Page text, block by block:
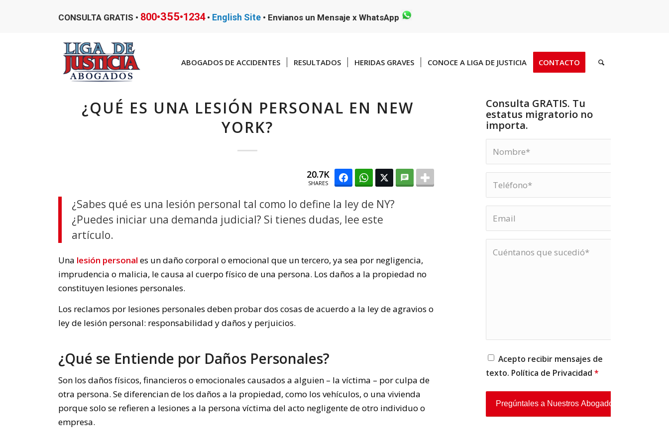
CONSULTA GRATIS • 800•355•1234• English Site • Envianos un Mensaje x WhatsApp
ABOGADOS DE ACCIDENTES RESULTADOS HERIDAS GRAVES CONOCE A LIGA DE JUSTICIA CONTACTO
¿QUÉ ES UNA LESIÓN PERSONAL EN NEW
YORK?
20.7K
SHARES
¿Sabes qué es una lesión personal tal como lo define la ley de NY?
¿Puedes iniciar una demanda judicial? Si tienes dudas, lee este
artículo.
Una lesión personal es un daño corporal o emocional que un tercero, ya sea por negligencia,
imprudencia o malicia, le causa al cuerpo físico de una persona. Los daños a la propiedad no
constituyen lesiones personales.
Los reclamos por lesiones personales deben probar dos cosas de acuerdo a la ley de agravios o
ley de lesión personal: responsabilidad y daños y perjuicios.
¿Qué se Entiende por Daños Personales?
Son los daños físicos, financieros o emocionales causados a alguien – la víctima – por culpa de
otra persona. Se diferencian de los daños a la propiedad, como los vehículos, o una vivienda
porque solo se refieren a lesiones a la persona víctima del acto negligente de otro individuo o
empresa.
Consulta GRATIS. Tu
estatus migratorio no
importa.
Acepto recibir mensajes de
texto. Política de Privacidad *